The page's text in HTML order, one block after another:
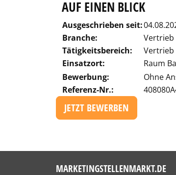
AUF EINEN BLICK
Ausgeschrieben seit:
Branche:
Vertrieb
Tätigkeitsbereich:
Einsatzort:
Raum
Bewerbung:
Ohne
Referenz-Nr.:
JETZT BEWERBEN
MARKETINGSTELLENMARKT.DE